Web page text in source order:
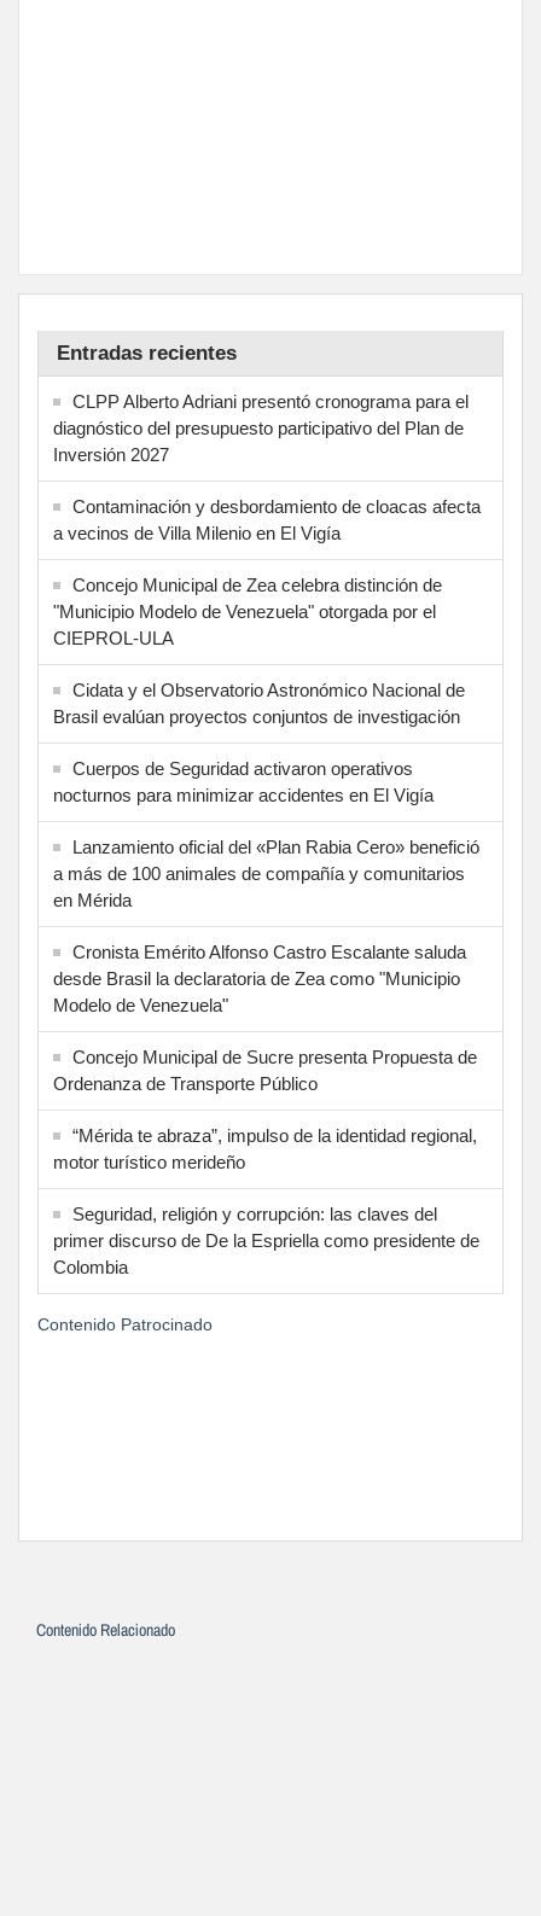
Entradas recientes
CLPP Alberto Adriani presentó cronograma para el
diagnóstico del presupuesto participativo del Plan de
Inversión 2027
Contaminación y desbordamiento de cloacas afecta
a vecinos de Villa Milenio en El Vigía
Concejo Municipal de Zea celebra distinción de
"Municipio Modelo de Venezuela" otorgada por el
CIEPROL-ULA
Cidata y el Observatorio Astronómico Nacional de
Brasil evalúan proyectos conjuntos de investigación
Cuerpos de Seguridad activaron operativos
nocturnos para minimizar accidentes en El Vigía
Lanzamiento oficial del «Plan Rabia Cero» benefició
a más de 100 animales de compañía y comunitarios
en Mérida
Cronista Emérito Alfonso Castro Escalante saluda
desde Brasil la declaratoria de Zea como "Municipio
Modelo de Venezuela"
Concejo Municipal de Sucre presenta Propuesta de
Ordenanza de Transporte Público
“Mérida te abraza”, impulso de la identidad regional,
motor turístico merideño
Seguridad, religión y corrupción: las claves del
primer discurso de De la Espriella como presidente de
Colombia
Contenido Patrocinado
Contenido Relacionado